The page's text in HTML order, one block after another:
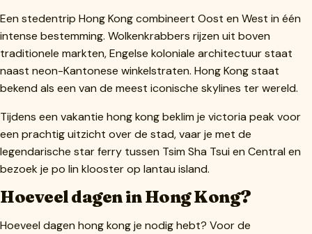
Een stedentrip Hong Kong combineert Oost en West in één
intense bestemming. Wolkenkrabbers rijzen uit boven
traditionele markten, Engelse koloniale architectuur staat
naast neon-Kantonese winkelstraten. Hong Kong staat
bekend als een van de meest iconische skylines ter wereld.
Tijdens een vakantie hong kong beklim je victoria peak voor
een prachtig uitzicht over de stad, vaar je met de
legendarische star ferry tussen Tsim Sha Tsui en Central en
bezoek je po lin klooster op lantau island.
Hoeveel dagen in Hong Kong?
Hoeveel dagen hong kong je nodig hebt? Voor de